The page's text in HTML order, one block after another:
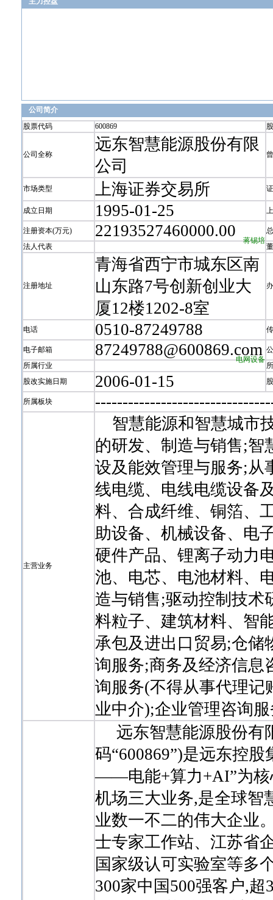
公司简介
股票代码
600869
公司全称
远东智慧能源股份有限
公司
市场类型 上海证券交易所
成立日期 1995-01-25
注册资本(万元) 22193527460000.00
法人代表
蒋锡培
注册地址
青海省西宁市城东区南
山东路7号创新创业大
厦12楼1202-8室
电话 0510-87249788
电子邮箱 87249788@600869.com
所属行业
电网设备
股改实施日期
2006-01-15
所属板块 --------------------------------
主营业务
智慧能源和智慧城市
的研发、制造与销售;智
设及能效管理与服务;从
线电缆、电线电缆设备
料、合成纤维、铜箔、
助设备、机械设备、电
硬件产品、锂离子动力
池、电芯、电池材料、
造与销售;驱动控制技术
料粒子、建筑材料、智
承包及进出口贸易;仓储
询服务;商务及经济信息
询服务(不得从事代理记
业中介);企业管理咨询
远东智慧能源股份有
码“600869”)是远东控
——电能+算力+AI”为核
机场三大业务,是全球智
业数一不二的伟大企业
士专家工作站、江苏省
国家级认可实验室等多
300家中国500强客户,